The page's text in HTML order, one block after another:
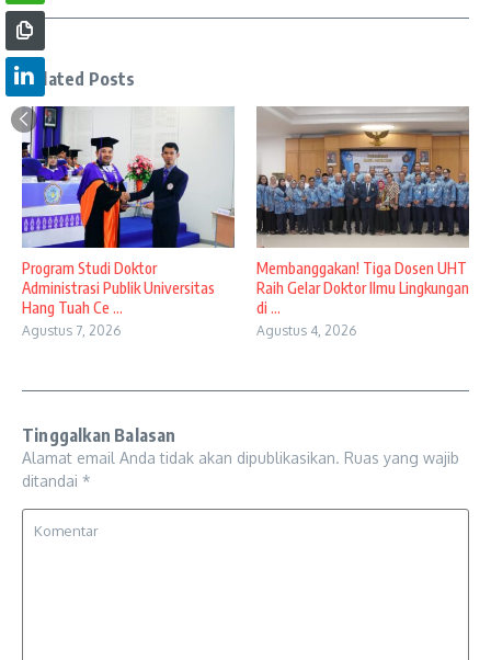
Related Posts
Program Studi Doktor
Administrasi Publik Universitas
Hang Tuah Ce ...
Agustus 7, 2026
Membanggakan! Tiga Dosen UHT
Raih Gelar Doktor Ilmu Lingkungan
di ...
Agustus 4, 2026
Tinggalkan Balasan
Alamat email Anda tidak akan dipublikasikan. Ruas yang wajib
ditandai *